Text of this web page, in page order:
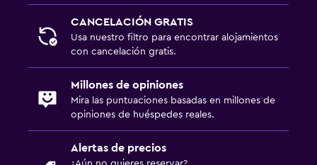
CANCELACIÓN GRATIS
Usa nuestro filtro para encontrar alojamientos
con cancelación gratis.
Millones de opiniones
Mira las puntuaciones basadas en millones de
opiniones de huéspedes reales.
Alertas de precios